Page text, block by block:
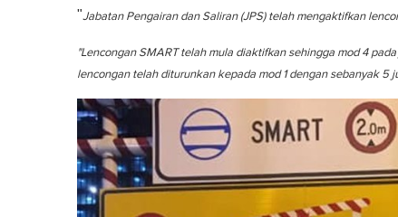
f
m
n
t
e
,
0
V
o
l
"Jabatan Pengairan dan Saliran (JPS) telah mengaktifkan
"Lencongan SMART telah mula diaktifkan sehingga mod 4
lencongan telah diturunkan kepada mod 1 dengan sebanyak 5